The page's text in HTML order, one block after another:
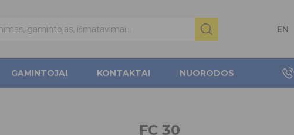
EN
GAMINTOJAI KONTAKTAI NUORODOS
FC 30